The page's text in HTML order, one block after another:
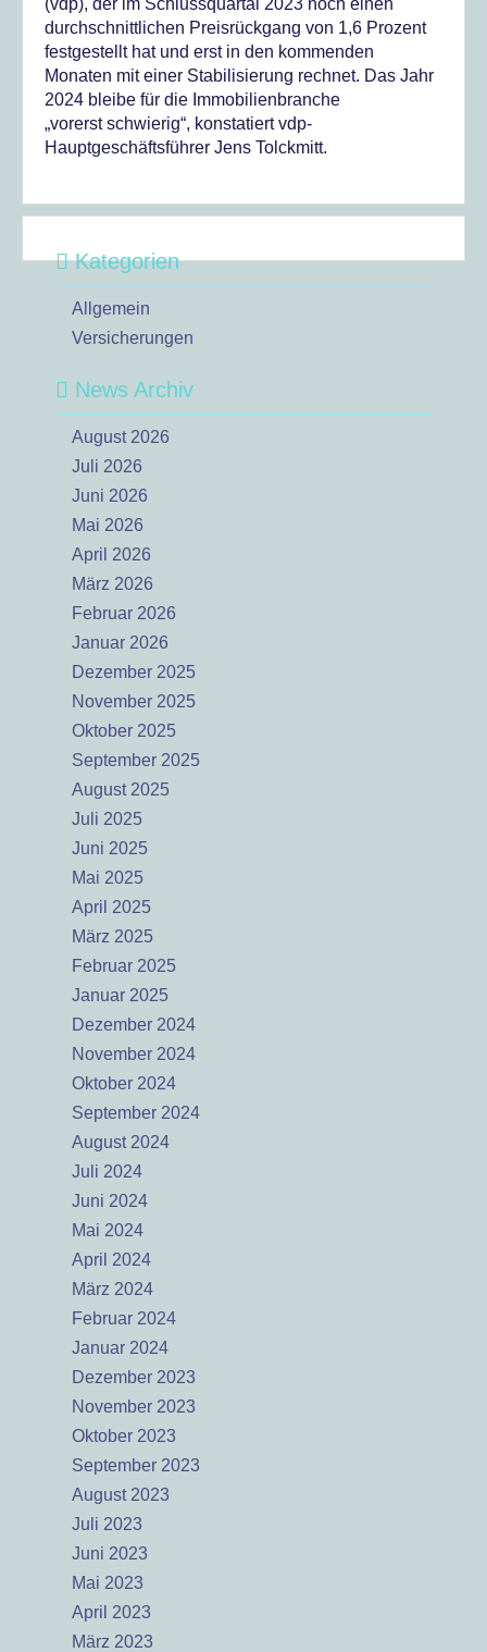
(vdp), der im Schlussquartal 2023 noch einen
durchschnittlichen Preisrückgang von 1,6 Prozent
festgestellt hat und erst in den kommenden
Monaten mit einer Stabilisierung rechnet. Das Jahr
2024 bleibe für die Immobilienbranche
„vorerst schwierig“, konstatiert vdp-
Hauptgeschäftsführer Jens Tolckmitt.
Kategorien
Allgemein
Versicherungen
News Archiv
August 2026
Juli 2026
Juni 2026
Mai 2026
April 2026
März 2026
Februar 2026
Januar 2026
Dezember 2025
November 2025
Oktober 2025
September 2025
August 2025
Juli 2025
Juni 2025
Mai 2025
April 2025
März 2025
Februar 2025
Januar 2025
Dezember 2024
November 2024
Oktober 2024
September 2024
August 2024
Juli 2024
Juni 2024
Mai 2024
April 2024
März 2024
Februar 2024
Januar 2024
Dezember 2023
November 2023
Oktober 2023
September 2023
August 2023
Juli 2023
Juni 2023
Mai 2023
April 2023
März 2023